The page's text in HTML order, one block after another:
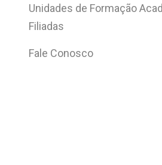
Unidades de Formação
Filiadas
Fale Conosco